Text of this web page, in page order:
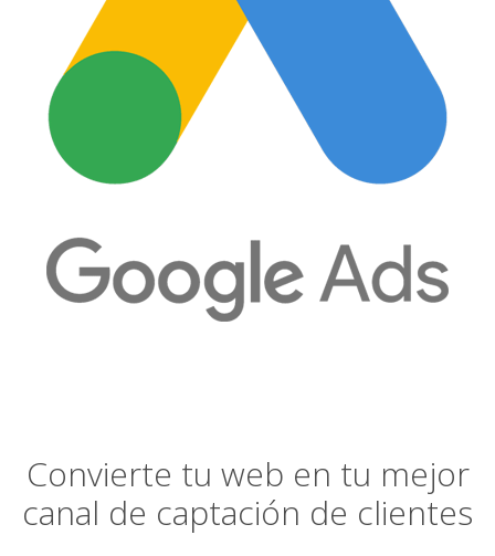
Convierte tu web en tu mejor
canal de captación de clientes